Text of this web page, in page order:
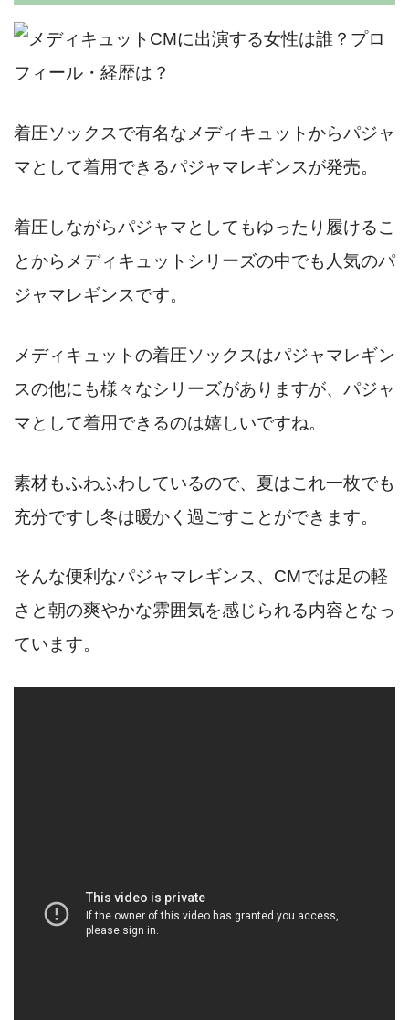
着圧ソックスで有名なメディキュットからパジャ
マとして着用できるパジャマレギンスが発売。
着圧しながらパジャマとしてもゆったり履けるこ
とからメディキュットシリーズの中でも人気のパ
ジャマレギンスです。
メディキュットの着圧ソックスはパジャマレギン
スの他にも様々なシリーズがありますが、パジャ
マとして着用できるのは嬉しいですね。
素材もふわふわしているので、夏はこれ一枚でも
充分ですし冬は暖かく過ごすことができます。
そんな便利なパジャマレギンス、CMでは足の軽
さと朝の爽やかな雰囲気を感じられる内容となっ
ています。